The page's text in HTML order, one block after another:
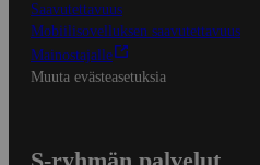
Saavutettavuus
Mobiilisovelluksen saavutettavuus
Mainostajalle
Muuta evästeasetuksia